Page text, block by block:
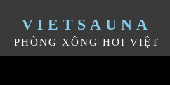
VIETSAUNA
PHÒNG XÔNG HƠI VIỆT